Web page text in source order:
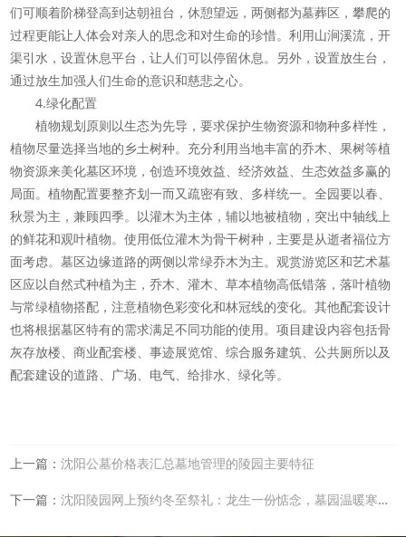
们可顺着阶梯登高到达朝祖台，休憩望远，两侧都为墓葬区，攀爬的
过程更能让人体会对亲人的思念和对生命的珍惜。利用山涧溪流，开
渠引水，设置休息平台，让人们可以停留休息。另外，设置放生台，
通过放生加强人们生命的意识和慈悲之心。
4.绿化配置
植物规划原则以生态为先导，要求保护生物资源和物种多样性，
植物尽量选择当地的乡土树种。充分利用当地丰富的乔木、果树等植
物资源来美化墓区环境，创造环境效益、经济效益、生态效益多赢的
局面。植物配置要整齐划一而又疏密有致、多样统一。全园要以春、
秋景为主，兼顾四季。以灌木为主体，辅以地被植物，突出中轴线上
的鲜花和观叶植物。使用低位灌木为骨干树种，主要是从逝者福位方
面考虑。墓区边缘道路的两侧以常绿乔木为主。观赏游览区和艺术墓
区应以自然式种植为主，乔木、灌木、草本植物高低错落，落叶植物
与常绿植物搭配，注意植物色彩变化和林冠线的变化。其他配套设计
也将根据墓区特有的需求满足不同功能的使用。项目建设内容包括骨
灰存放楼、商业配套楼、事迹展览馆、综合服务建筑、公共厕所以及
配套建设的道路、广场、电气、给排水、绿化等。
上一篇：沈阳公墓价格表汇总墓地管理的陵园主要特征
下一篇：沈阳陵园网上预约冬至祭礼：龙生一份惦念，墓园温暖寒冬！